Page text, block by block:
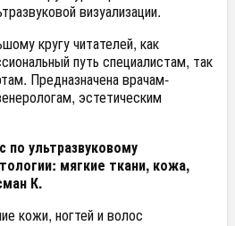
визуализации.
кругу читателей, как
путь специалистам, так
Предназначена врачам-
эстетическим
по ультразвуковому
мягкие ткани, кожа,
К.
кожи, ногтей и волос